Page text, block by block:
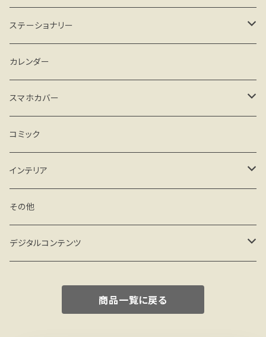
がま口タイプ
ファスナータイプ
その他
ステーショナリー
手帳、スケジュール帳
カード、レターセット
メモ、一筆箋
シール
マグネット
その他
カレンダー
スマホカバー
iPhone
クリアケース
ハードケース(マット)
Android
クリアケース
ハードケース(マット)
コミック
インテリア
フィギュア
miniフレーム
その他
デジタルコンテンツ
商品一覧に戻る